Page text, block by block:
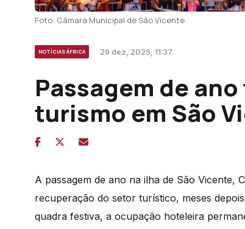
Foto: Câmara Municipal de São Vicente
NOTÍCIAS ÁFRICA 29 dez, 2025, 11:37
Passagem de
turismo em São
A passagem de ano na ilha de São Vicente,
recuperação do setor turístico, meses
quadra festiva, a ocupação hoteleira